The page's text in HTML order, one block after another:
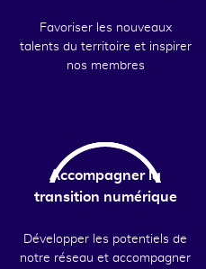
Favoriser les nouveaux
talents du territoire et inspirer
nos membres
Accompagner la
transition numérique
Développer les potentiels de
notre réseau et accompagner